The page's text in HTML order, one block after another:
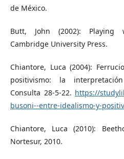
de México.
Butt, John (2002): Playing
Cambridge University Press.
Chiantore, Luca (2004):
positivismo: la
Consulta 28-5-22. https://
busoni--entre-idealismo-y-
Chiantore, Luca (2010):
Nortesur, 2010.